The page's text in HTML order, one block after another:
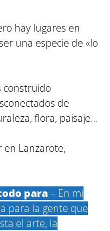
hay lugares en
una especie de «lo
construido
de
flora, paisaje…
en Lanzarote,
para– En mi
para la gente que
el arte, la